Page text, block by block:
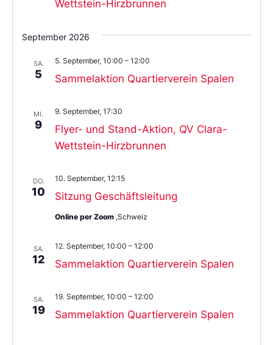
Wettstein-Hirzbrunnen
September 2026
SA.
5 Sammelaktion Quartierverein Spalen
5. September, 10:00 – 12:00
MI.
9
Flyer- und Stand-Aktion, QV Clara-
Wettstein-Hirzbrunnen
9. September, 17:30
DO.
10 Sitzung Geschäftsleitung
10. September, 12:15
Online per Zoom ,Schweiz
SA.
12 Sammelaktion Quartierverein Spalen
12. September, 10:00 – 12:00
SA.
19 Sammelaktion Quartierverein Spalen
19. September, 10:00 – 12:00